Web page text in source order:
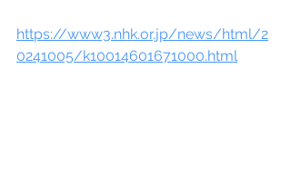
https://www3.nhk.or.jp/news/html/2
0241005/k10014601671000.html